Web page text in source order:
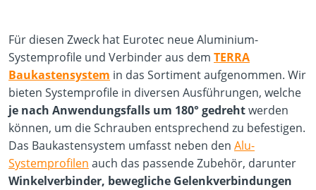
Für diesen Zweck hat Eurotec neue Aluminium-
Systemprofile und Verbinder aus dem TERRA
Baukastensystem in das Sortiment aufgenommen. Wir
bieten Systemprofile in diversen Ausführungen, welche
je nach Anwendungsfalls um 180° gedrehtwerden
können, um die Schrauben entsprechend zu befestigen.
Das Baukastensystem umfasst neben den Alu-
Systemprofilen auch das passende Zubehör, darunter
Winkelverbinder, bewegliche Gelenkverbindungen